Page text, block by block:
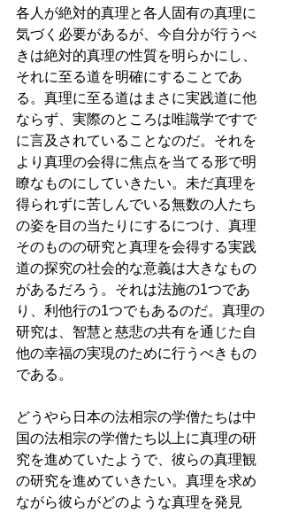
各人が絶対的真理と各人固有の真理に
気づく必要があるが、今自分が行うべ
きは絶対的真理の性質を明らかにし、
それに至る道を明確にすることであ
る。真理に至る道はまさに実践道に他
ならず、実際のところは唯識学ですで
に言及されていることなのだ。それを
より真理の会得に焦点を当てる形で明
瞭なものにしていきたい。未だ真理を
得られずに苦しんでいる無数の人たち
の姿を目の当たりにするにつけ、真理
そのものの研究と真理を会得する実践
道の探究の社会的な意義は大きなもの
があるだろう。それは法施の1つであ
り、利他行の1つでもあるのだ。真理の
研究は、智慧と慈悲の共有を通じた自
他の幸福の実現のために行うべきもの
である。
どうやら日本の法相宗の学僧たちは中
国の法相宗の学僧たち以上に真理の研
究を進めていたようで、彼らの真理観
の研究を進めていきたい。真理を求め
ながら彼らがどのような真理を発見